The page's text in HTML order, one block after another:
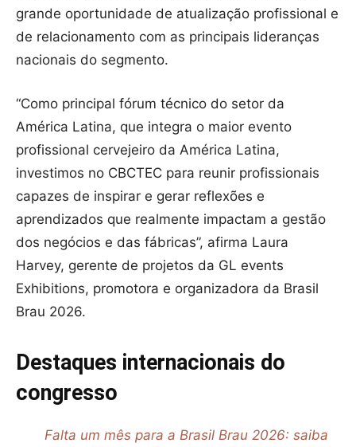
grande oportunidade de atualização profissional e
de relacionamento com as principais lideranças
nacionais do segmento.
“Como principal fórum técnico do setor da
América Latina, que integra o maior evento
profissional cervejeiro da América Latina,
investimos no CBCTEC para reunir profissionais
capazes de inspirar e gerar reflexões e
aprendizados que realmente impactam a gestão
dos negócios e das fábricas”, afirma Laura
Harvey, gerente de projetos da GL events
Exhibitions, promotora e organizadora da Brasil
Brau 2026.
Destaques internacionais do
congresso
Falta um mês para a Brasil Brau 2026: saiba